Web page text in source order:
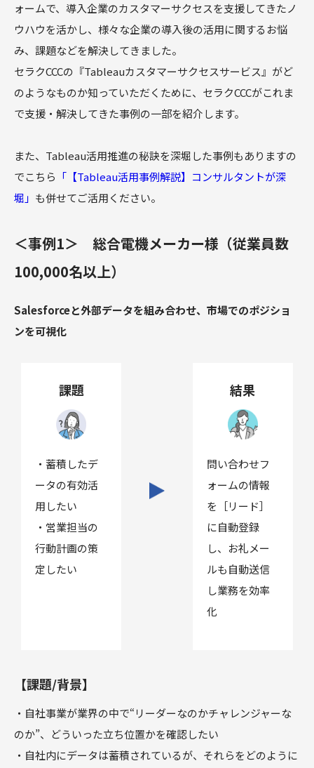
ォームで、導入企業のカスタマーサクセスを支援してきたノ
ウハウを活かし、様々な企業の導入後の活用に関するお悩
み、課題などを解決してきました。
セラクCCCの『Tableauカスタマーサクセスサービス』がど
のようなものか知っていただくために、セラクCCCがこれま
で支援・解決してきた事例の一部を紹介します。
また、Tableau活用推進の秘訣を深堀した事例もありますの
でこちら 「【Tableau活用事例解説】コンサルタントが深
堀」 も併せてご活用ください。
＜事例1＞ 総合電機メーカー様（従業員数
100,000名以上）
Salesforceと外部データを組み合わせ、市場でのポジショ
ンを可視化
課題
・蓄積したデ
ータの有効活
用したい
・営業担当の
行動計画の策
定したい
結果
問い合わせフ
ォームの情報
を［リード］
に自動登録
し、お礼メー
ルも自動送信
し業務を効率
化
【課題/背景】
・自社事業が業界の中で“リーダーなのかチャレンジャーな
のか”、どういった立ち位置かを確認したい
・自社内にデータは蓄積されているが、それらをどのように